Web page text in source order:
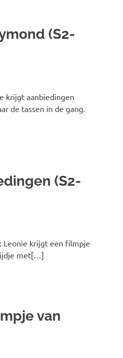
(S2-
krijgt aanbiedingen
de tassen in de gang.
(S2-
Leonie krijgt een filmpje
met[…]
van